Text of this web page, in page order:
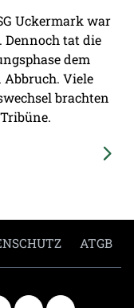
Uckermark war
Dennoch tat die
dem
Viele
brachten
ATGB